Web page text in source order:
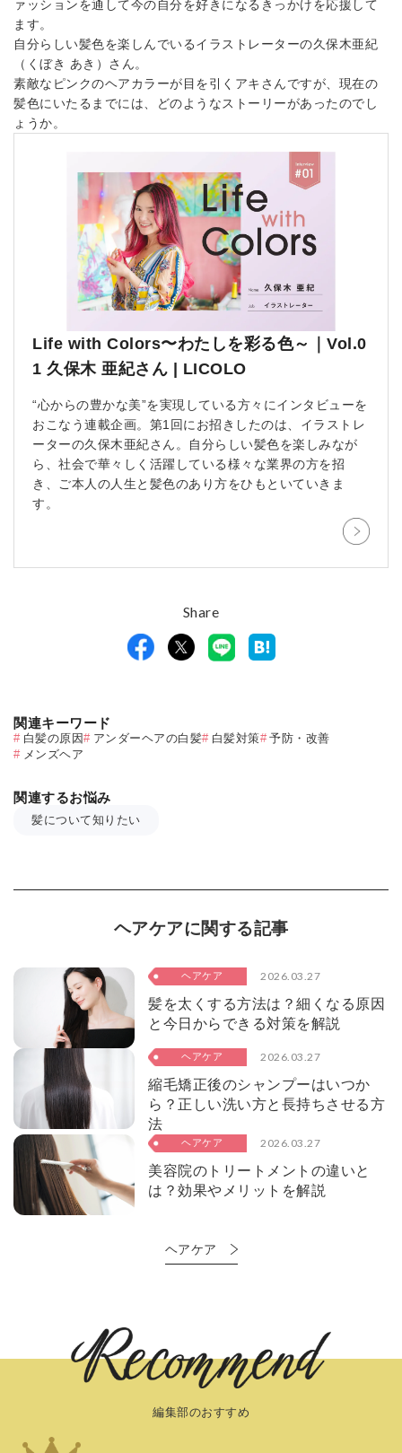
Share
ァッションを通して今の自分を好きになるきっかけを応援して
ます。
自分らしい髪色を楽しんでいるイラストレーターの久保木亜紀
（くぼき あき）さん。
素敵なピンクのヘアカラーが目を引くアキさんですが、現在の
髪色にいたるまでには、どのようなストーリーがあったのでし
ょうか。
Life with Colors〜わたしを彩る色～｜Vol.0
1 久保木 亜紀さん | LICOLO
“心からの豊かな美”を実現している方々にインタビューを
おこなう連載企画。第1回にお招きしたのは、イラストレ
ーターの久保木亜紀さん。自分らしい髪色を楽しみなが
ら、社会で華々しく活躍している様々な業界の方を招
き、ご本人の人生と髪色のあり方をひもといていきま
す。
関連キーワード
白髪の原因 アンダーヘアの白髪 白髪対策
予防・改善
メンズヘア
関連するお悩み
髪について知りたい
ヘアケアに関する記事
ヘアケア 2026.03.27
髪を太くする方法は？細くなる原因
と今日からできる対策を解説
ヘアケア 2026.03.27
縮毛矯正後のシャンプーはいつか
ら？正しい洗い方と長持ちさせる方
法
ヘアケア 2026.03.27
美容院のトリートメントの違いと
は？効果やメリットを解説
ヘアケア
編集部のおすすめ